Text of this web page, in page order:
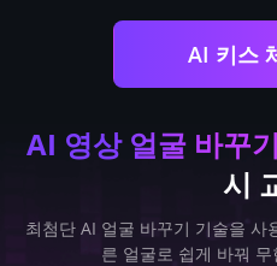
AI 키스
AI 영상 얼굴 바꾸기
시
최첨단 AI 얼굴 바꾸기 기술을 사
른 얼굴로 쉽게 바꿔